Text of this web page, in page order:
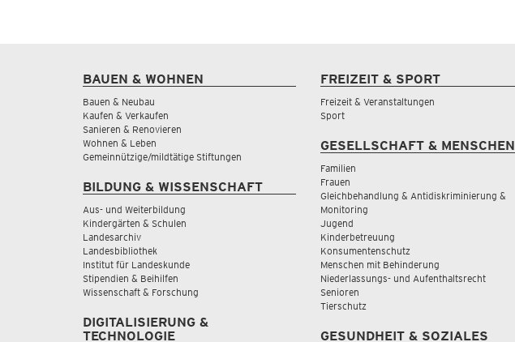
BAUEN & WOHNEN
Bauen & Neubau
Kaufen & Verkaufen
Sanieren & Renovieren
Wohnen & Leben
Gemeinnützige/mildtätige Stiftungen
BILDUNG & WISSENSCHAFT
Aus- und Weiterbildung
Kindergärten & Schulen
Landesarchiv
Landesbibliothek
Institut für Landeskunde
Stipendien & Beihilfen
Wissenschaft & Forschung
DIGITALISIERUNG &
TECHNOLOGIE
FREIZEIT & SPORT
Freizeit & Veranstaltungen
Sport
GESELLSCHAFT & MENSCHEN
Familien
Frauen
Gleichbehandlung & Antidiskriminierung &
Monitoring
Jugend
Kinderbetreuung
Konsumentenschutz
Menschen mit Behinderung
Niederlassungs- und Aufenthaltsrecht
Senioren
Tierschutz
GESUNDHEIT & SOZIALES